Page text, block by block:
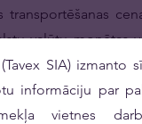
transportēšanas
valūtu monētas
ja ir pieejamas
zvaniet
SIA) izmanto
informāciju par
vietnes